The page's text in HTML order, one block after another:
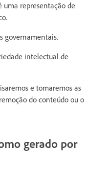
uma representação de
governamentais.
intelectual de
e tomaremos as
do conteúdo ou o
gerado por